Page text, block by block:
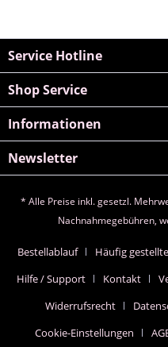
Service Hotline
Shop Service
Informationen
Newsletter
* Alle Preise inkl. gesetzl.
Nachnahmegebühren,
Bestellablauf Häufig
Hilfe / Support
Kontakt
Widerrufsrecht
Cookie-Einstellungen